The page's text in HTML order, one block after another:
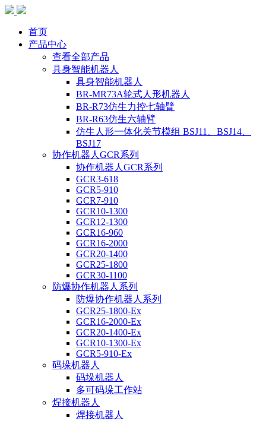
首页
产品中心
查看全部产品
具身智能机器人
具身智能机器人
BR-MR73A轮式人形机器人
BR-R73仿生力控七轴臂
BR-R63仿生六轴臂
仿生人形一体化关节模组 BSJ11、BSJ14、
BSJ17
协作机器人GCR系列
协作机器人GCR系列
GCR3-618
GCR5-910
GCR7-910
GCR10-1300
GCR12-1300
GCR16-960
GCR16-2000
GCR20-1400
GCR25-1800
GCR30-1100
防爆协作机器人系列
防爆协作机器人系列
GCR25-1800-Ex
GCR16-2000-Ex
GCR20-1400-Ex
GCR10-1300-Ex
GCR5-910-Ex
码垛机器人
码垛机器人
多可码垛工作站
焊接机器人
焊接机器人